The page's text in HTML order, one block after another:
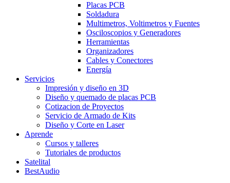
Placas PCB
Soldadura
Multimetros, Voltimetros y Fuentes
Osciloscopios y Generadores
Herramientas
Organizadores
Cables y Conectores
Energía
Servicios
Impresión y diseño en 3D
Diseño y quemado de placas PCB
Cotizacion de Proyectos
Servicio de Armado de Kits
Diseño y Corte en Laser
Aprende
Cursos y talleres
Tutoriales de productos
Satelital
BestAudio